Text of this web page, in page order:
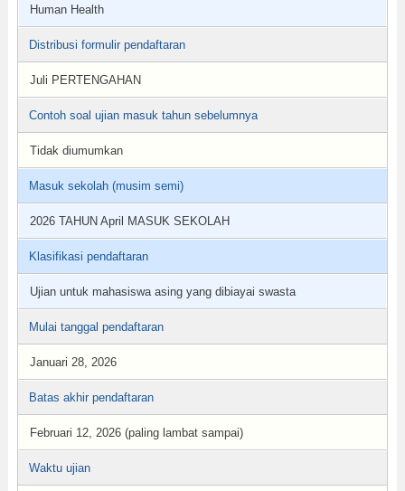
Human Health
Distribusi formulir pendaftaran
Juli PERTENGAHAN
Contoh soal ujian masuk tahun sebelumnya
Tidak diumumkan
Masuk sekolah (musim semi)
2026 TAHUN April MASUK SEKOLAH
Klasifikasi pendaftaran
Ujian untuk mahasiswa asing yang dibiayai swasta
Mulai tanggal pendaftaran
Januari 28, 2026
Batas akhir pendaftaran
Februari 12, 2026 (paling lambat sampai)
Waktu ujian